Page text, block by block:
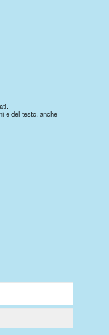
e del testo, anche